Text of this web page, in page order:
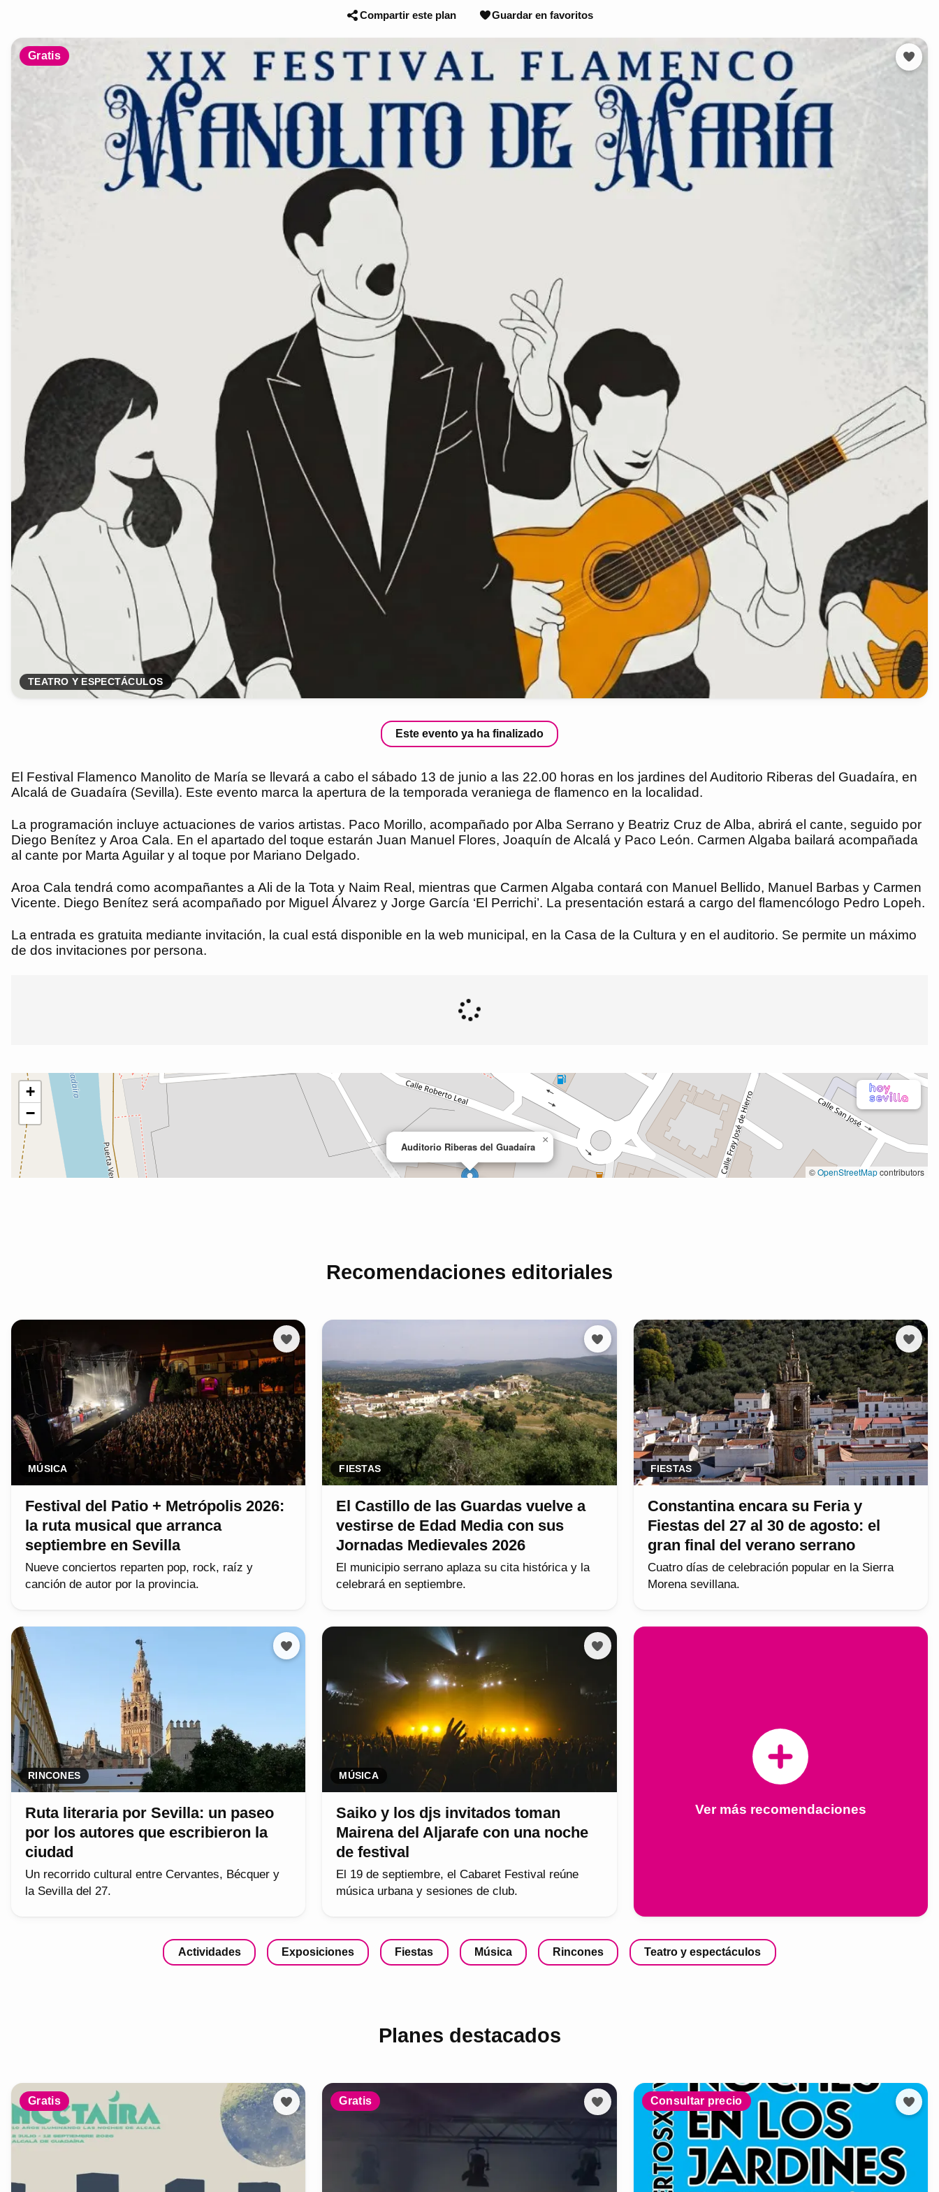
Compartir este plan Guardar en favoritos
Gratis
TEATRO Y ESPECTÁCULOS
Este evento ya ha finalizado
El Festival Flamenco Manolito de María se llevará a cabo el sábado 13 de junio a las 22.00 horas en los jardines del Auditorio Riberas del Guadaíra, en
Alcalá de Guadaíra (Sevilla). Este evento marca la apertura de la temporada veraniega de flamenco en la localidad.
La programación incluye actuaciones de varios artistas. Paco Morillo, acompañado por Alba Serrano y Beatriz Cruz de Alba, abrirá el cante, seguido por
Diego Benítez y Aroa Cala. En el apartado del toque estarán Juan Manuel Flores, Joaquín de Alcalá y Paco León. Carmen Algaba bailará acompañada
al cante por Marta Aguilar y al toque por Mariano Delgado.
Aroa Cala tendrá como acompañantes a Ali de la Tota y Naim Real, mientras que Carmen Algaba contará con Manuel Bellido, Manuel Barbas y Carmen
Vicente. Diego Benítez será acompañado por Miguel Álvarez y Jorge García ‘El Perrichi’. La presentación estará a cargo del flamencólogo Pedro Lopeh.
La entrada es gratuita mediante invitación, la cual está disponible en la web municipal, en la Casa de la Cultura y en el auditorio. Se permite un máximo
de dos invitaciones por persona.
Recomendaciones editoriales
MÚSICA
Festival del Patio + Metrópolis 2026:
la ruta musical que arranca
septiembre en Sevilla
Nueve conciertos reparten pop, rock, raíz y
canción de autor por la provincia.
FIESTAS
El Castillo de las Guardas vuelve a
vestirse de Edad Media con sus
Jornadas Medievales 2026
El municipio serrano aplaza su cita histórica y la
celebrará en septiembre.
FIESTAS
Constantina encara su Feria y
Fiestas del 27 al 30 de agosto: el
gran final del verano serrano
Cuatro días de celebración popular en la Sierra
Morena sevillana.
RINCONES
Ruta literaria por Sevilla: un paseo
por los autores que escribieron la
ciudad
Un recorrido cultural entre Cervantes, Bécquer y
la Sevilla del 27.
MÚSICA
Saiko y los djs invitados toman
Mairena del Aljarafe con una noche
de festival
El 19 de septiembre, el Cabaret Festival reúne
música urbana y sesiones de club.
Ver más recomendaciones
Actividades Exposiciones Fiestas Música Rincones Teatro y espectáculos
Planes destacados
Gratis Gratis Consultar precio